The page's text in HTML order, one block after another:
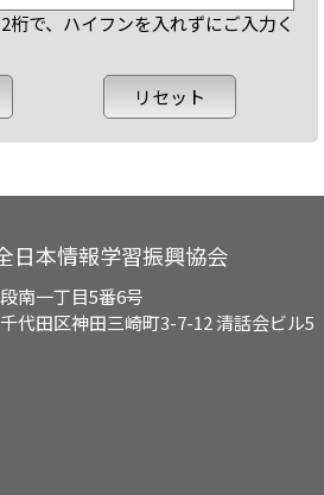
で、ハイフンを入れずにご入力く
本情報学習振興協会
南一丁目5番6号
代田区神田三崎町3-7-12 清話会ビル5